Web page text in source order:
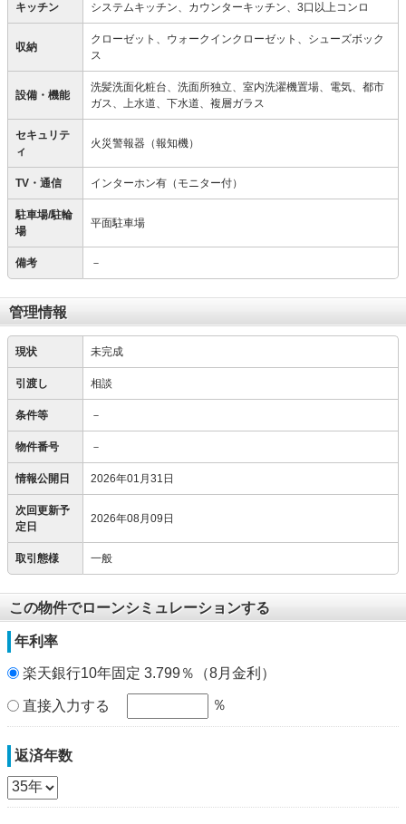
キッチン システムキッチン、カウンターキッチン、3口以上コンロ
収納
クローゼット、ウォークインクローゼット、シューズボック
ス
設備・機能
洗髪洗面化粧台、洗面所独立、室内洗濯機置場、電気、都市
ガス、上水道、下水道、複層ガラス
セキュリテ
ィ
火災警報器（報知機）
TV・通信 インターホン有（モニター付）
駐車場/駐輪
場
平面駐車場
備考 －
管理情報
現状 未完成
引渡し 相談
条件等 －
物件番号 －
情報公開日 2026年01月31日
次回更新予
定日
2026年08月09日
取引態様 一般
この物件でローンシミュレーションする
年利率
楽天銀行10年固定 3.799％（8月金利）
直接入力する ％
返済年数